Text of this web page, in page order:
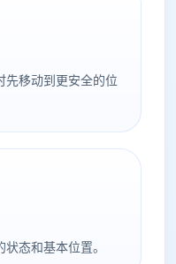
先移动到更安全的位
态和基本位置。